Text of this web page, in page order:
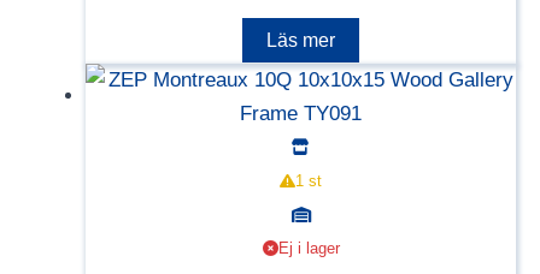
Läs mer
1 st
Ej i lager